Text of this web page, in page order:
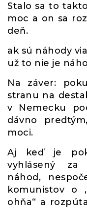
Stalo sa to
moc a on sa
deň.
ak sú náhody
už to nie je
Na záver:
stranu na
v Nemecku
dávno
moci.
Aj keď je
vyhlásený za
náhod,
komunistov o
ohňa“ a